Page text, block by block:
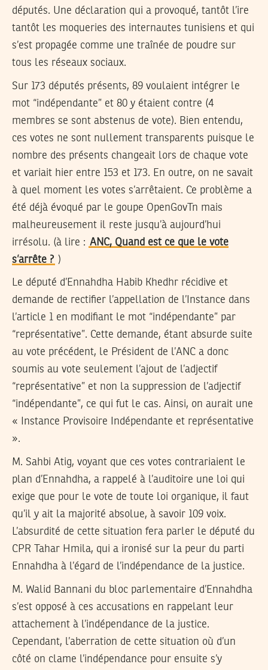
députés. Une déclaration qui a provoqué, tantôt l’ire
tantôt les moqueries des internautes tunisiens et qui
s’est propagée comme une traînée de poudre sur
tous les réseaux sociaux.
Sur 173 députés présents, 89 voulaient intégrer le
mot “indépendante” et 80 y étaient contre (4
membres se sont abstenus de vote). Bien entendu,
ces votes ne sont nullement transparents puisque le
nombre des présents changeait lors de chaque vote
et variait hier entre 153 et 173. En outre, on ne savait
à quel moment les votes s’arrêtaient. Ce problème a
été déjà évoqué par le goupe OpenGovTn mais
malheureusement il reste jusqu’à aujourd’hui
irrésolu. (à lire : ANC, Quand est ce que le vote
s’arrête ? )
Le député d’Ennahdha Habib Khedhr récidive et
demande de rectifier l’appellation de l’Instance dans
l’article 1 en modifiant le mot “indépendante” par
“représentative”. Cette demande, étant absurde suite
au vote précédent, le Président de l’ANC a donc
soumis au vote seulement l’ajout de l’adjectif
“représentative” et non la suppression de l’adjectif
“indépendante”, ce qui fut le cas. Ainsi, on aurait une
« Instance Provisoire Indépendante et représentative
».
M. Sahbi Atig, voyant que ces votes contrariaient le
plan d’Ennahdha, a rappelé à l’auditoire une loi qui
exige que pour le vote de toute loi organique, il faut
qu’il y ait la majorité absolue, à savoir 109 voix.
L’absurdité de cette situation fera parler le député du
CPR Tahar Hmila, qui a ironisé sur la peur du parti
Ennahdha à l’égard de l’indépendance de la justice.
M. Walid Bannani du bloc parlementaire d’Ennahdha
s’est opposé à ces accusations en rappelant leur
attachement à l’indépendance de la justice.
Cependant, l’aberration de cette situation où d’un
côté on clame l’indépendance pour ensuite s’y